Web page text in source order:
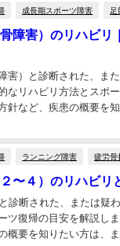
成長期スポーツ障害 足
障害）のリハビ
害）と診断された、ま
なリハビリ方法とスポ
針など、疾患の概要を
み全体」について知り
ランニング障害 疲労骨
〜４）のリハビリ
診断された、または疑
ツ復帰の目安を解説し
概要を知りたい方は、